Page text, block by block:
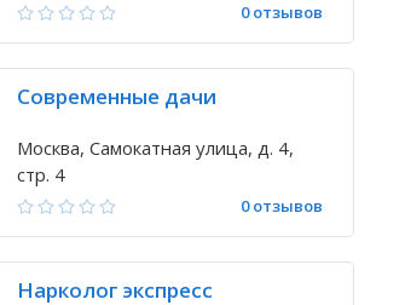
0 отзывов
Современные дачи
Москва, Самокатная улица, д. 4,
стр. 4
0 отзывов
Нарколог экспресс